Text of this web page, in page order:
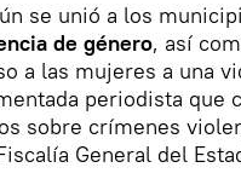
se unió a los
de género, así
a las mujeres a una
periodista que
sobre crímenes
General del